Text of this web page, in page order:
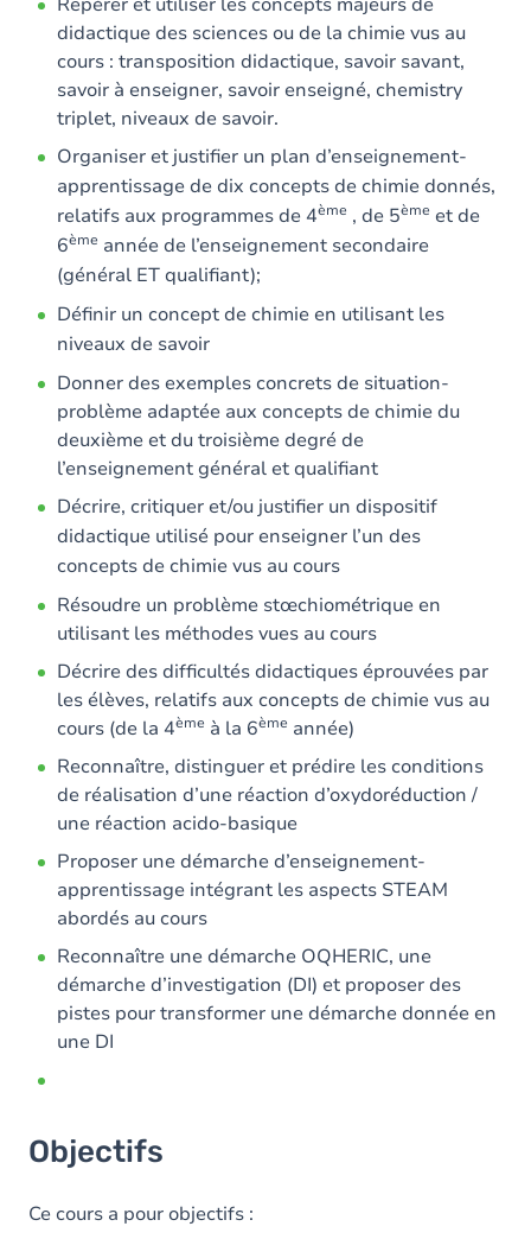
didactique des sciences ou de la chimie vus au
cours : transposition didactique, savoir savant,
savoir à enseigner, savoir enseigné, chemistry
triplet, niveaux de savoir.
Organiser et justifier un plan d’enseignement-
apprentissage de dix concepts de chimie donnés,
relatifs aux programmes de 4ème , de 5ème et de
6ème année de l’enseignement secondaire
(général ET qualifiant);
Définir un concept de chimie en utilisant les
niveaux de savoir
Donner des exemples concrets de situation-
problème adaptée aux concepts de chimie du
deuxième et du troisième degré de
l’enseignement général et qualifiant
Décrire, critiquer et/ou justifier un dispositif
didactique utilisé pour enseigner l’un des
concepts de chimie vus au cours
Résoudre un problème stœchiométrique en
utilisant les méthodes vues au cours
Décrire des difficultés didactiques éprouvées par
les élèves, relatifs aux concepts de chimie vus au
cours (de la 4ème à la 6ème année)
Reconnaître, distinguer et prédire les conditions
de réalisation d’une réaction d’oxydoréduction /
une réaction acido-basique
Proposer une démarche d’enseignement-
apprentissage intégrant les aspects STEAM
abordés au cours
Reconnaître une démarche OQHERIC, une
démarche d’investigation (DI) et proposer des
pistes pour transformer une démarche donnée en
une DI
Objectifs
Ce cours a pour objectifs :